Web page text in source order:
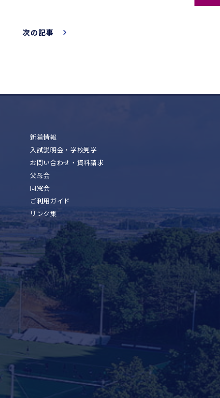
次の記事
新着情報
入試説明会・学校見学
お問い合わせ・資料請求
父母会
同窓会
ご利用ガイド
リンク集